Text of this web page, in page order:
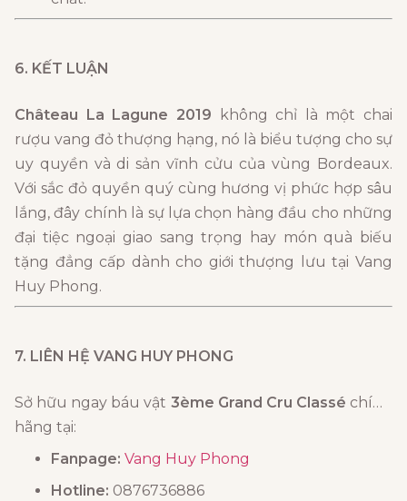
6. KẾT LUẬN
Château La Lagune 2019 không chỉ là một chai
rượu vang đỏ thượng hạng, nó là biểu tượng cho sự
uy quyền và di sản vĩnh cửu của vùng Bordeaux.
Với sắc đỏ quyền quý cùng hương vị phức hợp sâu
lắng, đây chính là sự lựa chọn hàng đầu cho những
đại tiệc ngoại giao sang trọng hay món quà biếu
tặng đẳng cấp dành cho giới thượng lưu tại Vang
Huy Phong.
7. LIÊN HỆ VANG HUY PHONG
Sở hữu ngay báu vật 3ème Grand Cru Classé chính
hãng tại:
Fanpage: Vang Huy Phong
Hotline: 0876736886